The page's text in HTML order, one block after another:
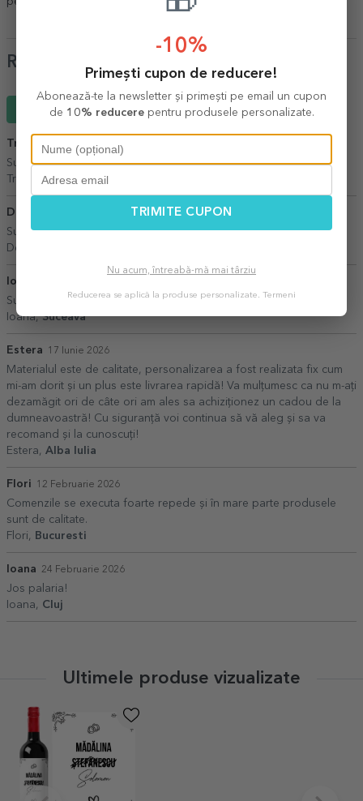
Review-uri
Scrie un review
Tricoul personalizat
Sunt frumoase
Tricoul personalizat,
Denisa
Sunteti super
Denisa,
Ioana
Sunteți rapizi, iar obiectele sunt de foarte bună calitate.
Ioana,Suceava
Estera 17 Iunie 2026
Materialul este de calitate, personalizarea a fost realizata fix cum
mi-am dorit și un plus este livrarea rapidă! Va mulțumesc ca nu m-ați
dezamăgit ori de câte ori am ales sa achiziționez un cadou de la
dumneavoastră! Cu siguranță voi continua să vă aleg și sa va
recomand și la cunoscuți!
Estera, Alba Iulia
Flori 12 Februarie 2026
Comenzile se executa foarte repede și în mare parte produsele
sunt de calitate.
Flori,
Bucuresti
Ioana 24 Februarie 2026
Jos palaria!
Ioana, Cluj
Ultimele produse vizualizate
-10%
Primești cupon de reducere!
Abonează-te la newsletter și primești pe email un cupon
de 10% reducerepentru produsele personalizate.
TRIMITE CUPON
Nu acum, întreabă-mă mai târziu
Reducerea se aplică la produse personalizate. Termeni